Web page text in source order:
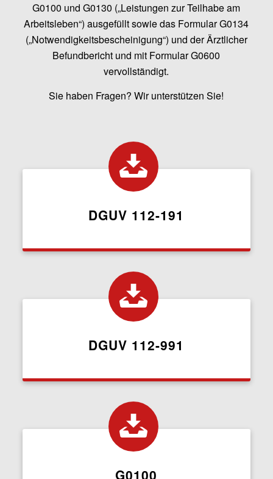
G0100 und G0130 („Leistungen zur Teilhabe am
Arbeitsleben“) ausgefüllt sowie das Formular G0134
(„Notwendigkeitsbescheinigung“) und der Ärztlicher
Befundbericht und mit Formular G0600
vervollständigt.
Sie haben Fragen? Wir unterstützen Sie!
DGUV 112-191
DGUV 112-991
G0100